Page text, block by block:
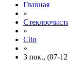
Главная
»
»
Clio
»
3 пок., (07-